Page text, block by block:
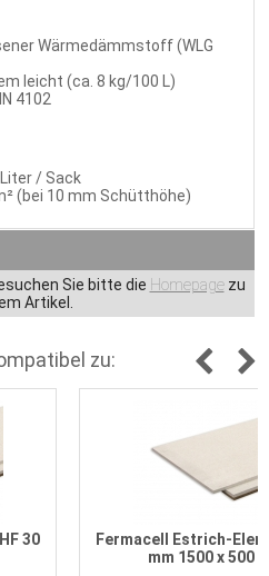
Wärmedämmstoff (WLG
leicht (ca. 8 kg/100 L)
4102
/ Sack
(bei 10 mm Schütthöhe)
Sie bitte die Homepagezu
Artikel.
zu:
30
Fermacell Estrich-
mm 1500 x 500